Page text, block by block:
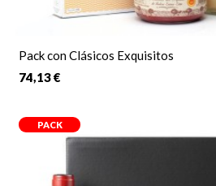
Pack con Clásicos Exquisitos
74,13 €
PACK